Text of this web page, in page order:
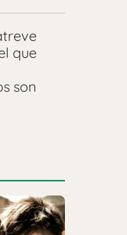
que
son